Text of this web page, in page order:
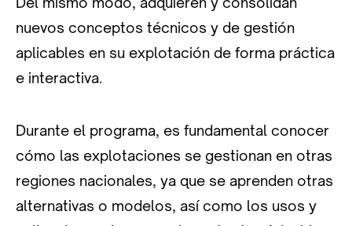
nuevos conceptos técnicos y de gestión
aplicables en su explotación de forma práctica
e interactiva.
Durante el programa, es fundamental conocer
cómo las explotaciones se gestionan en otras
regiones nacionales, ya que se aprenden otras
alternativas o modelos, así como los usos y